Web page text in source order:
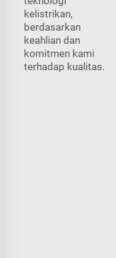
kelistrikan,
berdasarkan
keahlian dan
komitmen kami
terhadap kualitas.